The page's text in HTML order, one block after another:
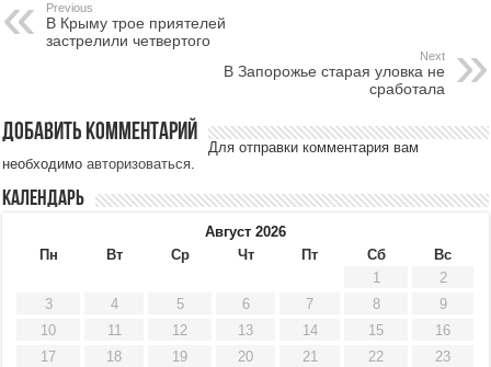
Previous
В Крыму трое приятелей
застрелили четвертого
Next
В Запорожье старая уловка не
сработала
Добавить комментарий
Для отправки комментария вам
необходимоавторизоваться.
Календарь
Август 2026
Пн
Вт Ср Чт Пт Сб
Вс
1
2
3
4 5 6 7 8
9
10
11 12 13 14 15
16
17
18 19 20 21 22
23